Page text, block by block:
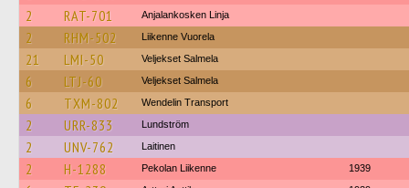
2 RAT-701 Anjalankosken Linja
2 RHM-502 Liikenne Vuorela
21 LMI-50 Veljekset Salmela
6 LTJ-60 Veljekset Salmela
6 TXM-802 Wendelin Transport
2 URR-833 Lundström
2 UNV-762 Laitinen
2 H-1288 Pekolan Liikenne 1939